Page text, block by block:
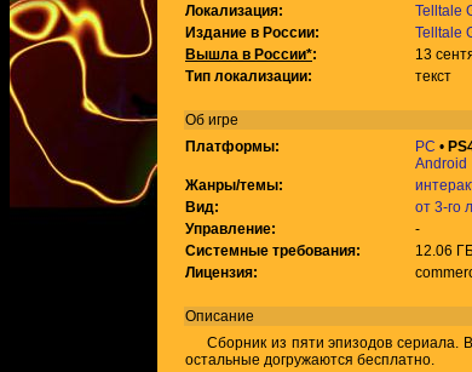
Локализация:
Telltale
Издание в России:
Telltale
Вышла в России*: 13
Тип локализации:
текст
Об игре
Платформы:
PC •
Android
Жанры/темы:
Вид:
от 3-го
Управление:
-
Системные требования:
12.06
Лицензия:
Описание
Сборник из пяти эпизодов сериала. В
остальные догружаются бесплатно.